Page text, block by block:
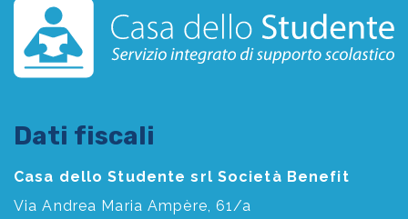
Dati fiscali
Casa dello Studente srl Società Benefit
Via Andrea Maria Ampère, 61/a